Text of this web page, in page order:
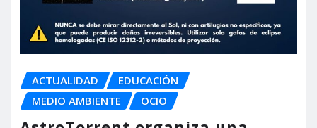
ACTUALIDAD
EDUCACIÓN
MEDIO AMBIENTE
OCIO